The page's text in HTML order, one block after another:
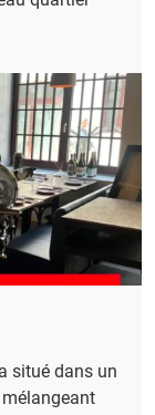
situé dans un